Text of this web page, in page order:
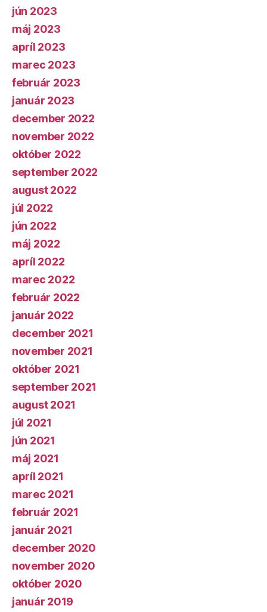
jún 2023
máj 2023
apríl 2023
marec 2023
február 2023
január 2023
december 2022
november 2022
október 2022
september 2022
august 2022
júl 2022
jún 2022
máj 2022
apríl 2022
marec 2022
február 2022
január 2022
december 2021
november 2021
október 2021
september 2021
august 2021
júl 2021
jún 2021
máj 2021
apríl 2021
marec 2021
február 2021
január 2021
december 2020
november 2020
október 2020
január 2019